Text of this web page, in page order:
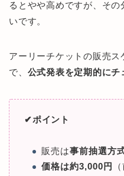
るとやや高めですが、その
いです。
アーリーチケットの販売
で、 公式発表を定期的にチ
✔︎ポイント
販売は事前抽選方
価格は約3,000円